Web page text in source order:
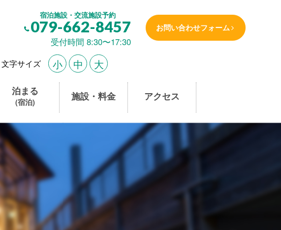
宿泊施設・交流施設予約
079-662-8457
受付時間 8:30〜17:30
お問い合わせフォーム
文字サイズ 小 中 大
泊まる
(宿泊) 施設・料金 アクセス